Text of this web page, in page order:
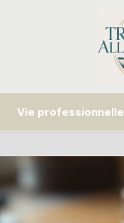
Vie professionnelle